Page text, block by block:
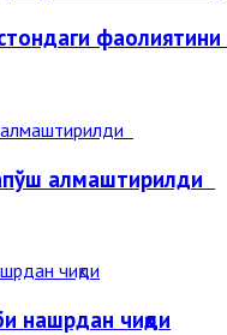
алмаштирилди
нашрдан чиқди